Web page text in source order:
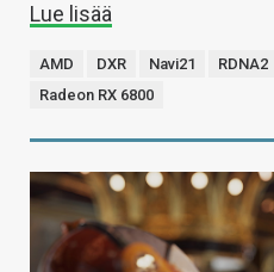
Lue lisää
AMD DXR Navi21 RDNA2
Radeon RX 6800